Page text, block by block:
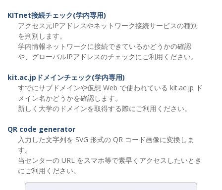
KITnet接続チェック(学内専用)
アクセス元IPアドレスやネットワーク接続サービスの種別
を判別します。
学内情報ネットワークに接続できているかどうかの確認
や、グローバルIPアドレスのチェックにご利用ください。
kit.ac.jpドメインチェック(学内専用)
すでにサブドメインや仮想 Web で使われている kit.ac.jp ド
メイン名かどうかを確認します。
新しく大学のドメインを取得する際にご利用ください。
QR code generator
入力した文字列を SVG 形式の QR コード画像に変換しま
す。
当センターの URL をスマホ等で素早くアクセスしたいとき
にご利用ください。